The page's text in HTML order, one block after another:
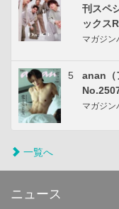
刊スペ
ックス
マガジン
5
anan（
マガジン
一覧へ
ニュース